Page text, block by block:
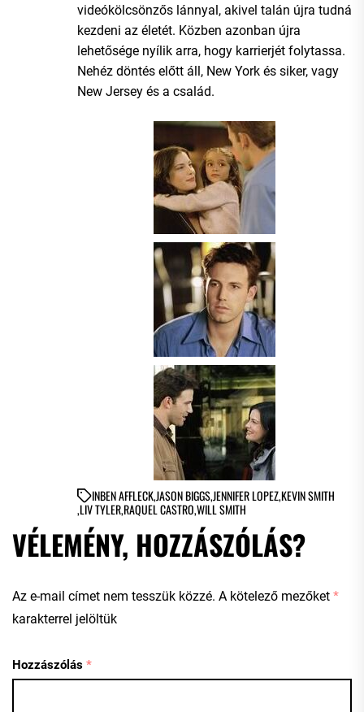
videókölcsönzős lánnyal, akivel talán újra tudná
kezdeni az életét. Közben azonban újra
lehetősége nyílik arra, hogy karrierjét folytassa.
Nehéz döntés előtt áll, New York és siker, vagy
New Jersey és a család.
INBEN AFFLECK,JASON BIGGS,JENNIFER LOPEZ,KEVIN SMITH
,LIV TYLER,RAQUEL CASTRO,WILL SMITH
VÉLEMÉNY, HOZZÁSZÓLÁS?
Az e-mail címet nem tesszük közzé. A kötelező mezőket *
karakterrel jelöltük
Hozzászólás *